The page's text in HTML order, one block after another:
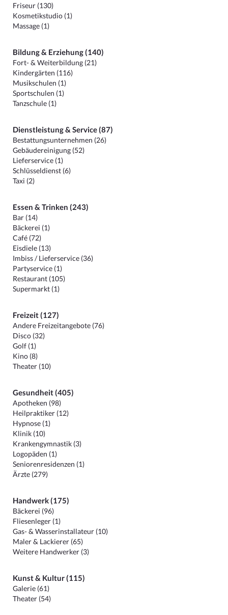
Friseur (130)
Kosmetikstudio (1)
Massage (1)
Bildung & Erziehung (140)
Fort- & Weiterbildung (21)
Kindergärten (116)
Musikschulen (1)
Sportschulen (1)
Tanzschule (1)
Dienstleistung & Service (87)
Bestattungsunternehmen (26)
Gebäudereinigung (52)
Lieferservice (1)
Schlüsseldienst (6)
Taxi (2)
Essen & Trinken (243)
Bar (14)
Bäckerei (1)
Café (72)
Eisdiele (13)
Imbiss / Lieferservice (36)
Partyservice (1)
Restaurant (105)
Supermarkt (1)
Freizeit (127)
Andere Freizeitangebote (76)
Disco (32)
Golf (1)
Kino (8)
Theater (10)
Gesundheit (405)
Apotheken (98)
Heilpraktiker (12)
Hypnose (1)
Klinik (10)
Krankengymnastik (3)
Logopäden (1)
Seniorenresidenzen (1)
Ärzte (279)
Handwerk (175)
Bäckerei (96)
Fliesenleger (1)
Gas- & Wasserinstallateur (10)
Maler & Lackierer (65)
Weitere Handwerker (3)
Kunst & Kultur (115)
Galerie (61)
Theater (54)